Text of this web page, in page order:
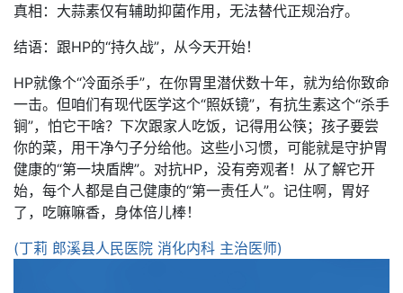
真相：大蒜素仅有辅助抑菌作用，无法替代正规治疗。
结语：跟HP的“持久战”，从今天开始！
HP就像个“冷面杀手”，在你胃里潜伏数十年，就为给你致命
一击。但咱们有现代医学这个“照妖镜”，有抗生素这个“杀手
锏”，怕它干啥？下次跟家人吃饭，记得用公筷；孩子要尝
你的菜，用干净勺子分给他。这些小习惯，可能就是守护胃
健康的“第一块盾牌”。对抗HP，没有旁观者！从了解它开
始，每个人都是自己健康的“第一责任人”。记住啊，胃好
了，吃嘛嘛香，身体倍儿棒！
(丁莉 郎溪县人民医院 消化内科 主治医师)